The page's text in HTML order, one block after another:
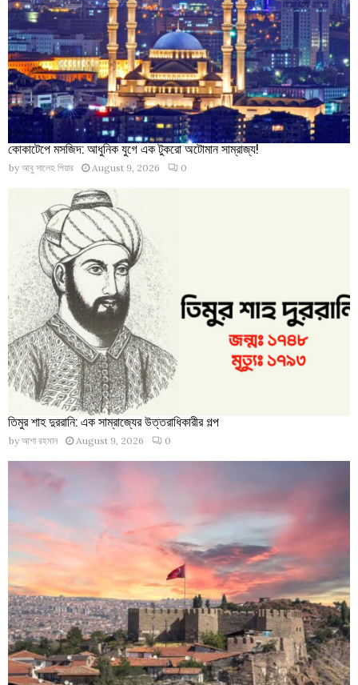
কোকাটেপে মসজিদ: আধুনিক যুগে এক টুকরো অটোমান সাম্রাজ্য!
by আবু সালেহ পিয়ার August 9, 2026 0
তিমুর শাহ দুররানি: এক সাম্রাজ্যের উত্তরাধিকারীর গল্প
by আশা রহমান August 9, 2026 0